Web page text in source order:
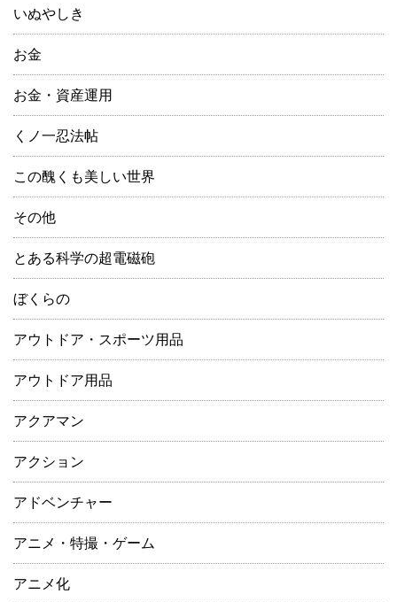
いぬやしき
お金
お金・資産運用
くノ一忍法帖
この醜くも美しい世界
その他
とある科学の超電磁砲
ぼくらの
アウトドア・スポーツ用品
アウトドア用品
アクアマン
アクション
アドベンチャー
アニメ・特撮・ゲーム
アニメ化